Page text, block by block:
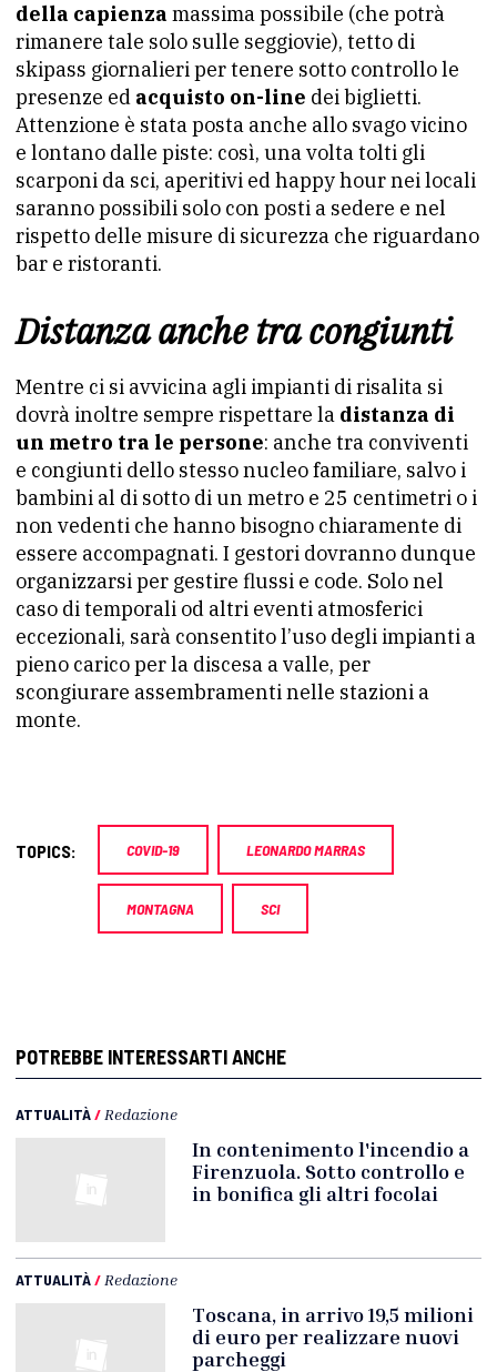
della capienza massima possibile (che potrà
rimanere tale solo sulle seggiovie), tetto di
skipass giornalieri per tenere sotto controllo le
presenze ed acquisto on-line dei biglietti.
Attenzione è stata posta anche allo svago vicino
e lontano dalle piste: così, una volta tolti gli
scarponi da sci, aperitivi ed happy hour nei locali
saranno possibili solo con posti a sedere e nel
rispetto delle misure di sicurezza che riguardano
bar e ristoranti.
Distanza anche tra congiunti
Mentre ci si avvicina agli impianti di risalita si
dovrà inoltre sempre rispettare la distanza di
un metro tra le persone: anche tra conviventi
e congiunti dello stesso nucleo familiare, salvo i
bambini al di sotto di un metro e 25 centimetri o i
non vedenti che hanno bisogno chiaramente di
essere accompagnati. I gestori dovranno dunque
organizzarsi per gestire flussi e code. Solo nel
caso di temporali od altri eventi atmosferici
eccezionali, sarà consentito l’uso degli impianti a
pieno carico per la discesa a valle, per
scongiurare assembramenti nelle stazioni a
monte.
TOPICS: COVID-19 LEONARDO MARRAS
MONTAGNA SCI
POTREBBE INTERESSARTI ANCHE
ATTUALITÀ/ Redazione
In contenimento l'incendio a
Firenzuola. Sotto controllo e
in bonifica gli altri focolai
ATTUALITÀ/ Redazione
Toscana, in arrivo 19,5 milioni
di euro per realizzare nuovi
parcheggi